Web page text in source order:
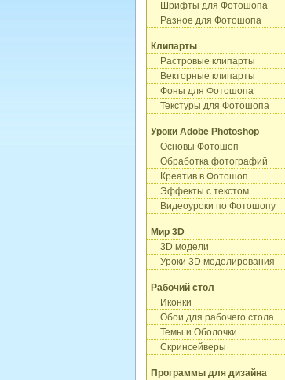
Шрифты для Фотошопа
Разное для Фотошопа
Клипарты
Растровые клипарты
Векторные клипарты
Фоны для Фотошопа
Текстуры для Фотошопа
Уроки Adobe Photoshop
Основы Фотошоп
Обработка фотографий
Креатив в Фотошоп
Эффекты с текстом
Видеоуроки по Фотошопу
Мир 3D
3D модели
Уроки 3D моделирования
Рабочий стол
Иконки
Обои для рабочего стола
Темы и Оболочки
Скринсейверы
Программы для дизайна